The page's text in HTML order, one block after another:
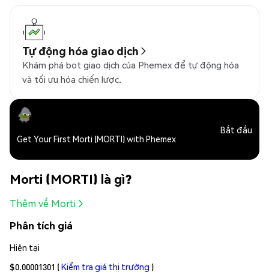
Tự động hóa giao dịch
Khám phá bot giao dịch của Phemex để tự động hóa
và tối ưu hóa chiến lược.
Get Your First Morti (MORTI) with Phemex
Bắt đầu
Morti (MORTI) là gì?
Thêm về Morti
Phân tích giá
Hiện tại
$0.00001301 (Kiểm tra giá thị trường )